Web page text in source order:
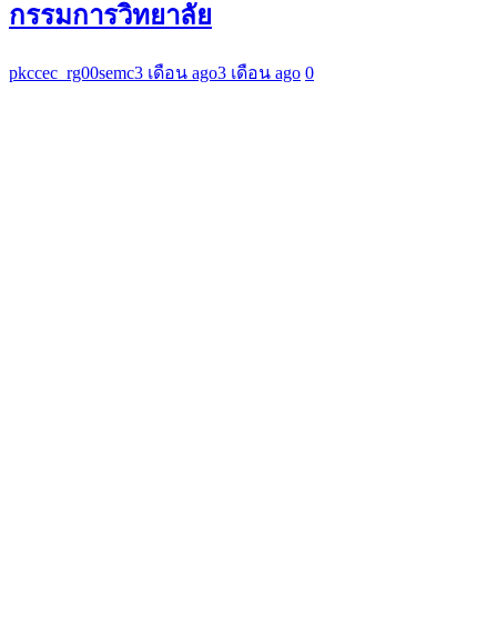
กรรมการวิทยาลัย
pkccec_rg00semc3 เดือน ago3 เดือน ago 0